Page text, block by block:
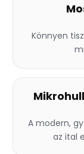
Könnyen
A modern,
az ital